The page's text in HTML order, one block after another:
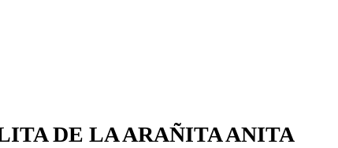
DE LA ARAÑITA ANITA